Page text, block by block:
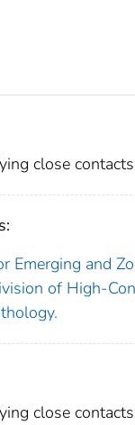
close
Emerging and
of High-
close